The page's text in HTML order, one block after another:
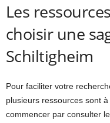
Les
choisir une
Schiltigheim
Pour faciliter votre
plusieurs ressources sont
commencer par consulter